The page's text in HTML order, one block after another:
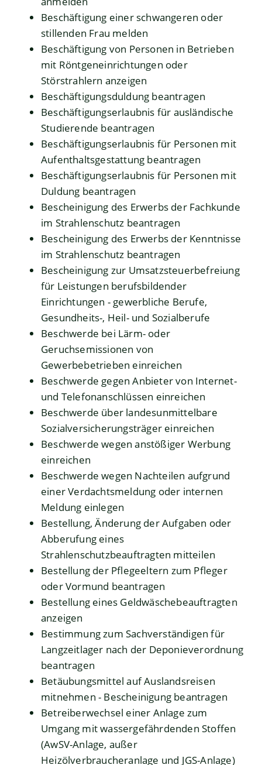
Beschäftigung einer schwangeren oder
stillenden Frau melden
Beschäftigung von Personen in Betrieben
mit Röntgeneinrichtungen oder
Störstrahlern anzeigen
Beschäftigungsduldung beantragen
Beschäftigungserlaubnis für ausländische
Studierende beantragen
Beschäftigungserlaubnis für Personen mit
Aufenthaltsgestattung beantragen
Beschäftigungserlaubnis für Personen mit
Duldung beantragen
Bescheinigung des Erwerbs der Fachkunde
im Strahlenschutz beantragen
Bescheinigung des Erwerbs der Kenntnisse
im Strahlenschutz beantragen
Bescheinigung zur Umsatzsteuerbefreiung
für Leistungen berufsbildender
Einrichtungen - gewerbliche Berufe,
Gesundheits-, Heil- und Sozialberufe
Beschwerde bei Lärm- oder
Geruchsemissionen von
Gewerbebetrieben einreichen
Beschwerde gegen Anbieter von Internet-
und Telefonanschlüssen einreichen
Beschwerde über landesunmittelbare
Sozialversicherungsträger einreichen
Beschwerde wegen anstößiger Werbung
einreichen
Beschwerde wegen Nachteilen aufgrund
einer Verdachtsmeldung oder internen
Meldung einlegen
Bestellung, Änderung der Aufgaben oder
Abberufung eines
Strahlenschutzbeauftragten mitteilen
Bestellung der Pflegeeltern zum Pfleger
oder Vormund beantragen
Bestellung eines Geldwäschebeauftragten
anzeigen
Bestimmung zum Sachverständigen für
Langzeitlager nach der Deponieverordnung
beantragen
Betäubungsmittel auf Auslandsreisen
mitnehmen - Bescheinigung beantragen
Betreiberwechsel einer Anlage zum
Umgang mit wassergefährdenden Stoffen
(AwSV-Anlage, außer
Heizölverbraucheranlage und JGS-Anlage)